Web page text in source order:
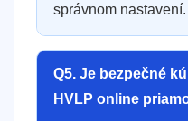
správnom nastavení.
Q5. Je bezpečné
HVLP online